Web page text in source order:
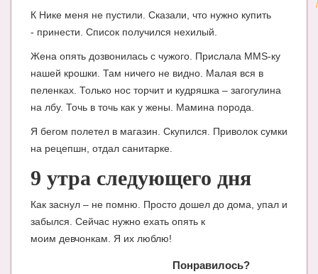
К Нике меня не пустили. Сказали, что нужно купить
- принести. Список получился нехилый.
Жена опять дозвонилась с чужого. Прислала ММS-ку
нашей крошки. Там ничего не видно. Малая вся в
пеленках. Только нос торчит и кудряшка – загогулина
на лбу. Точь в точь как у жены. Мамина порода.
Я бегом полетел в магазин. Скупился. Приволок сумки
на рецепшн, отдал санитарке.
9 утра следующего дня
Как заснул – не помню. Просто дошел до дома, упал и
забылся. Сейчас нужно ехать опять к
моим девчонкам. Я их люблю!
Понравилось?